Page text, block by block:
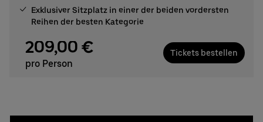
Exklusiver Sitzplatz in einer der beiden vordersten
Reihen der besten Kategorie
209,00 €
pro Person
Tickets bestellen